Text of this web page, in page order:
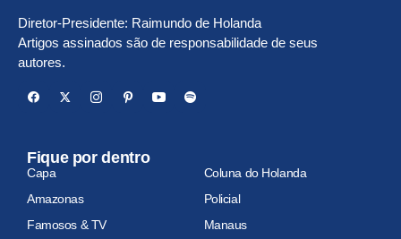
Diretor-Presidente: Raimundo de Holanda
Artigos assinados são de responsabilidade de seus
autores.
Fique por dentro
Capa
Coluna do Holanda
Amazonas
Policial
Famosos & TV
Manaus